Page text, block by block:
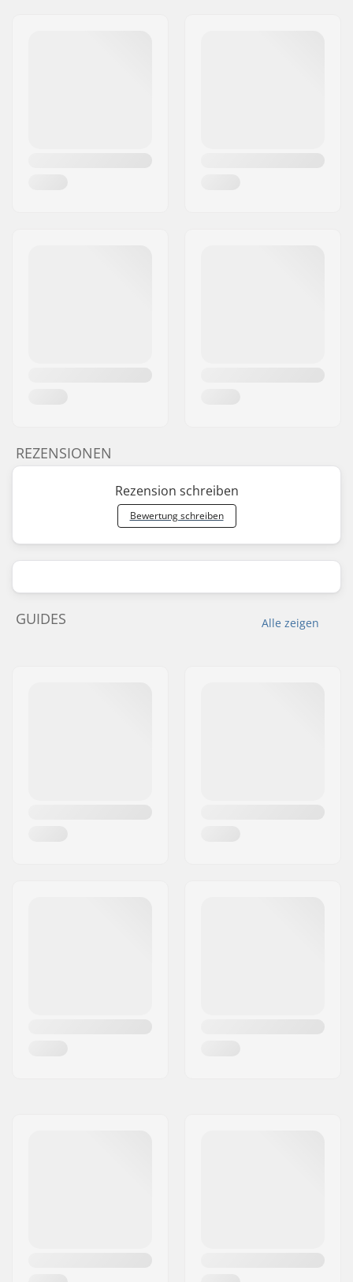
REZENSIONEN
Rezension schreiben
Bewertung schreiben
Alle zeigen
GUIDES